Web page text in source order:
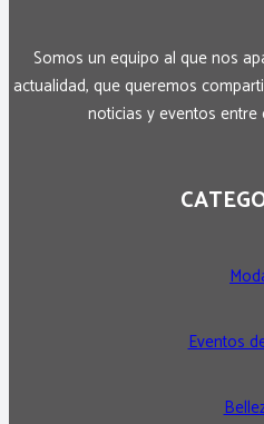
Somos un equipo al que nos
actualidad, que queremos
noticias y eventos
Eventos